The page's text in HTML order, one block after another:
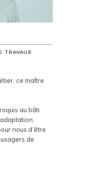
TRAVAUX
ce maître
au bâti
nous d’être
de